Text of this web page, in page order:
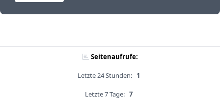
Seitenaufrufe:
Letzte 24 Stunden: 1
Letzte 7 Tage: 7